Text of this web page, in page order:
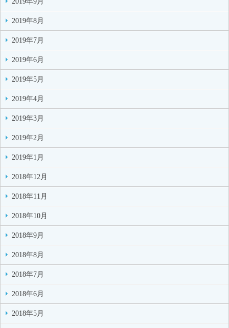
2019年8月
2019年7月
2019年6月
2019年5月
2019年4月
2019年3月
2019年2月
2019年1月
2018年12月
2018年11月
2018年10月
2018年9月
2018年8月
2018年7月
2018年6月
2018年5月